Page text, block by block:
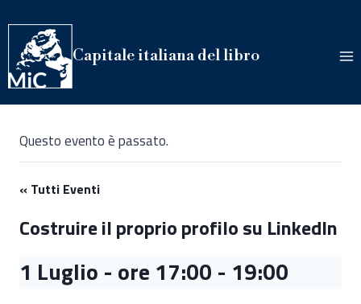
al
contenuto
Capitale italiana del libro
Questo evento è passato.
« Tutti Eventi
Costruire il proprio profilo su LinkedIn
1 Luglio - ore 17:00 - 19:00